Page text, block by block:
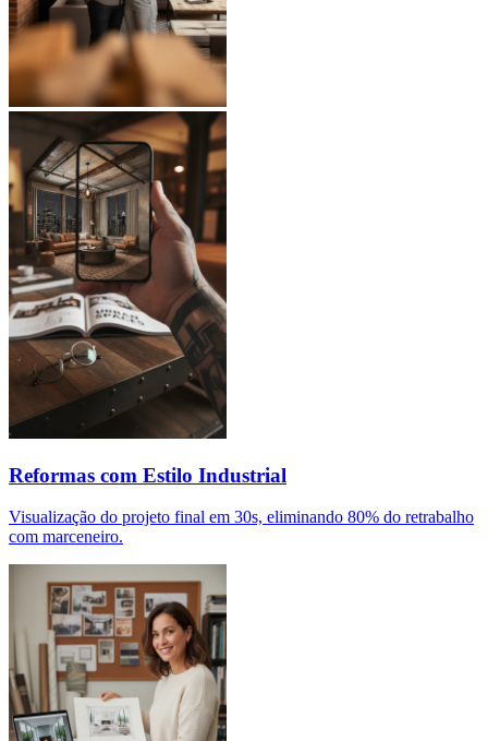
Reformas com Estilo Industrial
Visualização do projeto final em 30s, eliminando 80% do retrabalho
com marceneiro.